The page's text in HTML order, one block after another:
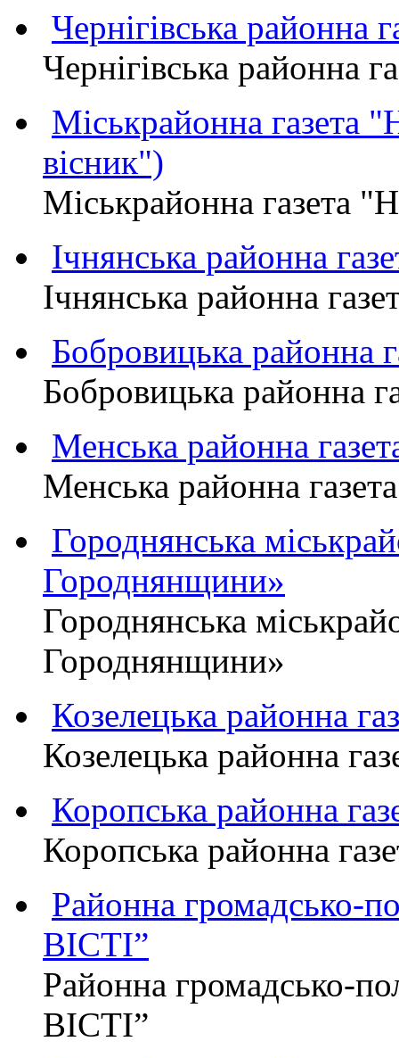
Чернігівська
Чернігівська
Міськрайонна
вісник")
Міськрайонна газета
Ічнянська районна
Ічнянська районна
Бобровицька
Бобровицька
Менська районна
Менська районна
Городнянська
Городнянщини»
Городнянська
Городнянщини»
Козелецька районна
Козелецька районна
Коропська районна
Коропська районна
Районна громадсько-
ВІСТІ”
Районна громадсько-
ВІСТІ”